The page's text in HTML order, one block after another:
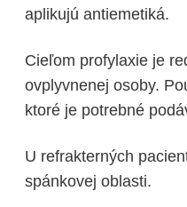
aplikujú antiemetiká.
Cieľom profylaxie je
ovplyvnenej osoby.
ktoré je potrebné
U refrakterných
spánkovej oblasti.